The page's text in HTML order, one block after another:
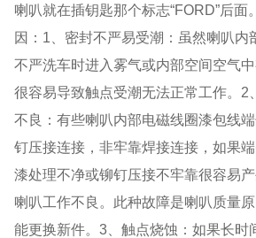
喇叭就在插钥匙那个标志“FORD”后面
因：1、密封不严易受潮：虽然喇叭内
不严洗车时进入雾气或内部空间空气
很容易导致触点受潮无法正常工作。2
不良：有些喇叭内部电磁线圈漆包线
钉压接连接，非牢靠焊接连接，如果
漆处理不净或铆钉压接不牢靠很容易
喇叭工作不良。此种故障是喇叭质量
能更换新件。3、触点烧蚀：如果长时